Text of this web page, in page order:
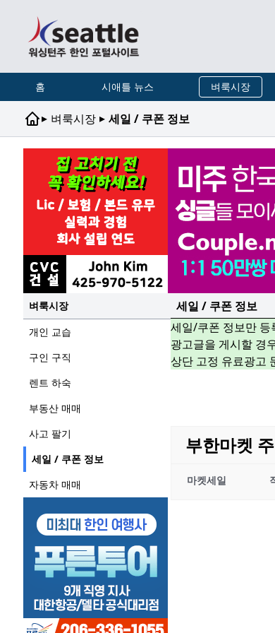
홈 시애틀 뉴스 벼룩시장
▸ 벼룩시장 ▸ 세일 / 쿠폰 정보
벼룩시장
개인 교습
구인 구직
렌트 하숙
부동산 매매
사고 팔기
세일 / 쿠폰 정보
자동차 매매
세일 / 쿠폰 정보
세일/쿠폰 정보만 등
광고글을 게시할 경
상단 고정 유료광고
부한마켓
마켓세일